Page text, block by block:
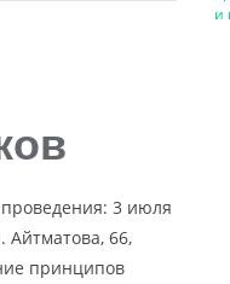
3 июля
Айтматова, 66,
принципов
и